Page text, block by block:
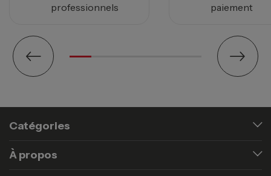
professionnels
paiement
Catégories
À propos